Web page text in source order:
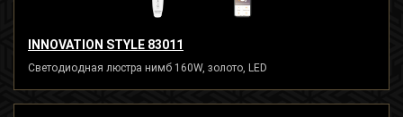
INNOVATION STYLE 83011
Светодиодная люстра нимб 160W, золото, LED